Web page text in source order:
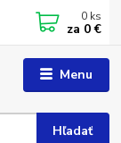
Menu
Hľadať
0 ks
za 0 €